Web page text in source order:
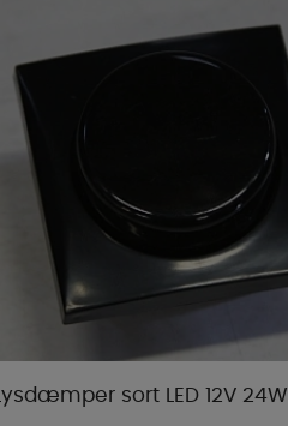
Lysdæmper sort LED 12V 24W